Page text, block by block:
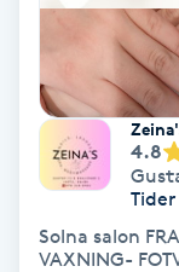
Klippning
Klippning &
Klippning
4.8
Tider
Solna salon
VAXNING-